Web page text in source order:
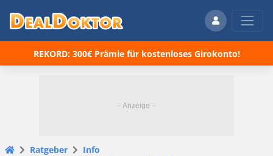
REKORD: 300€ Prämie für kostenloses Girokonto!
Ratgeber
Info